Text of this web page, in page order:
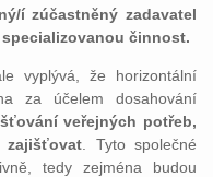
í zúčastněný zadavatel
činnost.
vyplývá, že horizontální
za účelem dosahování
veřejných potřeb,
zajišťovat . Tyto společné
tedy zejména budou